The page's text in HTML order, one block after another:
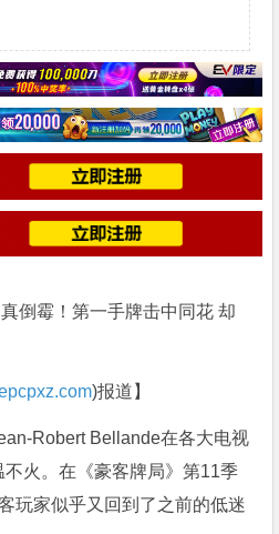
倒霉！第一手牌击中同花 却
)报道】
Robert Bellande在各大电视
火。在《豪客牌局》第11季
玩家似乎又回到了之前的低迷